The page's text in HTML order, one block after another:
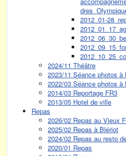
2012_01-
2012_01_17_ag
2024/11 Théâtre
2023/11 Séance photos à
2022/03 Séance photos à
2014/03 Reportage FR3
2013/05 Hotel de ville
Repas
2026/02 Repas au Vieux
2025/02 Repas à Blériot
2024/02 Repas au resto
2020/01 Repas